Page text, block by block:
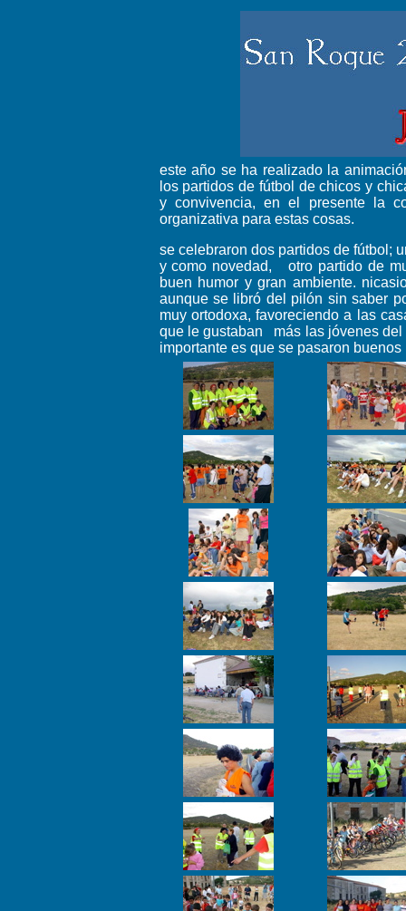
este año se ha realizado la
los partidos de fútbol de chicos y
y convivencia, en el presente la
organizativa para estas cosas.
se celebraron dos partidos de fútbol;
y como novedad, otro partido de
buen humor y gran ambiente.
aunque se libró del pilón sin saber
muy ortodoxa, favoreciendo a las
que le gustaban más las jóvenes del
importante es que se pasaron buenos